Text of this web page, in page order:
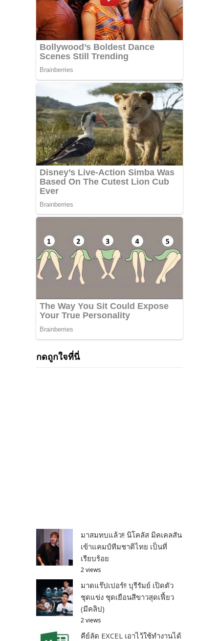
กดถูกใจที่นี่
มาสมทบแล้ว!! นิโคลัส มิคเคลสัน
เข้าแคมป์ทีมชาติไทย เป็นที่
เรียบร้อย
2 views
มาดแร๊ปเปอร์!! บุรีรัมย์ เปิดตัว
ชุดแข่ง ชุดเยือนสีขาวสุดเฟี้ยว
(มีคลิป)
2 views
คีย์ลัด EXCEL เอาไว้ใช้ทำงานได้